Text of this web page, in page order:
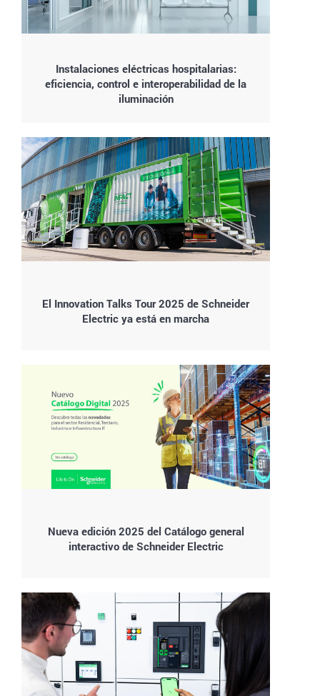
Instalaciones eléctricas hospitalarias:
eficiencia, control e interoperabilidad de la
iluminación
El Innovation Talks Tour 2025 de Schneider
Electric ya está en marcha
Nueva edición 2025 del Catálogo general
interactivo de Schneider Electric